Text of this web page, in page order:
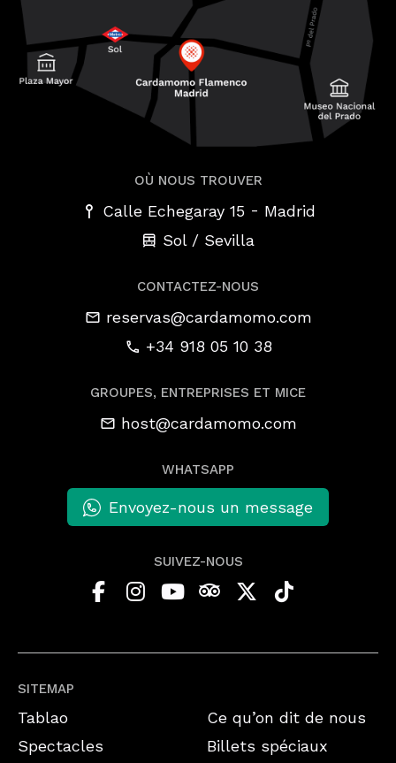
SITEMAP
Tablao
Spectacles
Ce qu’on dit de nous
Billets spéciaux
OÙ NOUS TROUVER
Calle Echegaray 15 - Madrid
Sol / Sevilla
CONTACTEZ-NOUS
reservas@cardamomo.com
+34 918 05 10 38
GROUPES, ENTREPRISES ET MICE
host@cardamomo.com
WHATSAPP
Envoyez-nous un message
SUIVEZ-NOUS